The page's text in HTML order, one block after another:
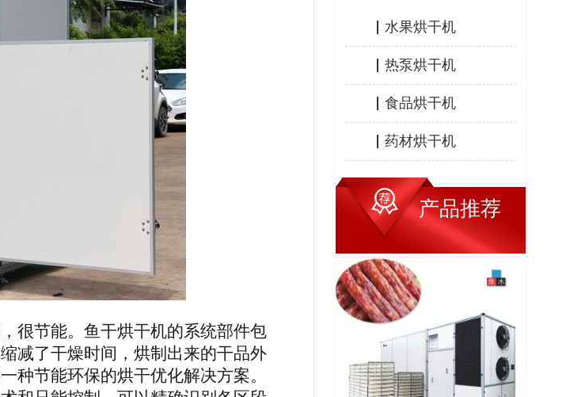
很节能。 鱼干烘干机的系统部件包
减了干燥时间，烘制出来的干品外
种节能环保的烘干优化解决方案。
水果烘干机
热泵烘干机
食品烘干机
药材烘干机
产品推荐